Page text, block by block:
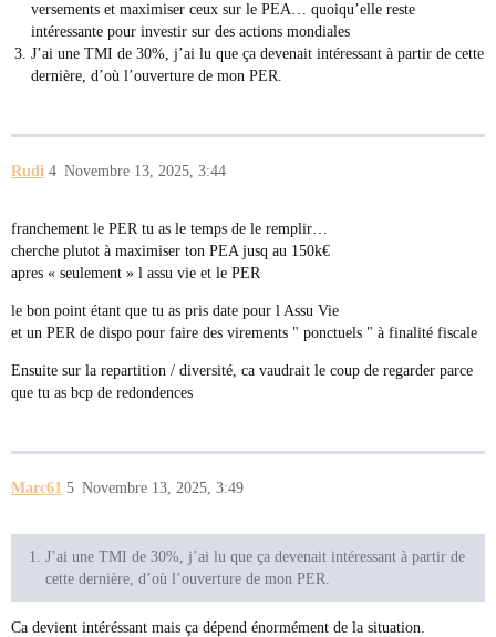
versements et maximiser ceux sur le PEA… quoiqu’elle reste
intéressante pour investir sur des actions mondiales
J’ai une TMI de 30%, j’ai lu que ça devenait intéressant à partir de cette
dernière, d’où l’ouverture de mon PER.
Rudi Novembre 13, 2025, 3:44
4
franchement le PER tu as le temps de le remplir…
cherche plutot à maximiser ton PEA jusq au 150k€
apres « seulement » l assu vie et le PER
le bon point étant que tu as pris date pour l Assu Vie
et un PER de dispo pour faire des virements " ponctuels " à finalité fiscale
Ensuite sur la repartition / diversité, ca vaudrait le coup de regarder parce
que tu as bcp de redondences
Marc61 Novembre 13, 2025, 3:49
5
J’ai une TMI de 30%, j’ai lu que ça devenait intéressant à partir de
cette dernière, d’où l’ouverture de mon PER.
Ca devient intéréssant mais ça dépend énormément de la situation.